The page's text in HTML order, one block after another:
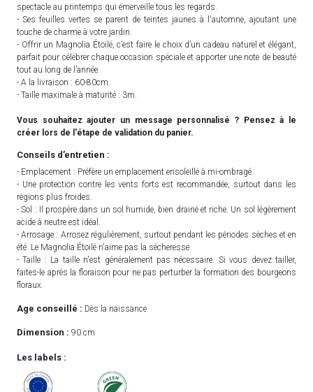
spectacle au printemps qui émerveille tous les regards.
- Ses feuilles vertes se parent de teintes jaunes à l'automne, ajoutant une
touche de charme à votre jardin.
- Offrir un Magnolia Étoilé, c’est faire le choix d’un cadeau naturel et élégant,
parfait pour célébrer chaque occasion spéciale et apporter une note de beauté
tout au long de l’année.
- A la livraison : 60-80cm.
- Taille maximale à maturité : 3m.
Vous souhaitez ajouter un message personnalisé ? Pensez à le
créer lors de l'étape de validation du panier.
Conseils d’entretien :
- Emplacement : Préfère un emplacement ensoleillé à mi-ombragé.
- Une protection contre les vents forts est recommandée, surtout dans les
régions plus froides.
- Sol : Il prospère dans un sol humide, bien drainé et riche. Un sol légèrement
acide à neutre est idéal.
- Arrosage : Arrosez régulièrement, surtout pendant les périodes sèches et en
été. Le Magnolia Étoilé n'aime pas la sécheresse.
- Taille : La taille n'est généralement pas nécessaire. Si vous devez tailler,
faites-le après la floraison pour ne pas perturber la formation des bourgeons
floraux.
Age conseillé : Dès la naissance
Dimension : 90 cm
Les labels :